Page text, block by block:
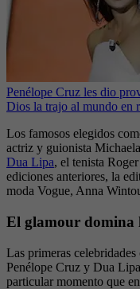
Penélope Cruz les dio
Dios la trajo al mundo en
Los famosos elegidos
actriz y guionista
Dua Lipa, el tenista
ediciones anteriores, la
moda Vogue, Anna
El glamour domina
Las primeras
Penélope Cruz y Dua
particular momento que